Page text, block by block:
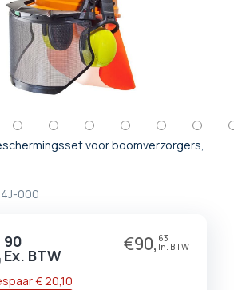
voor boomverzorgers,
000
90 €90, 63
€ 20,10